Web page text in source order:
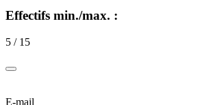
Effectifs min./max. :
5 / 15
E-mail